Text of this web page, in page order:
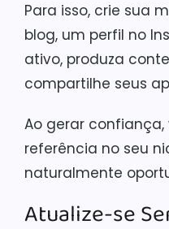
Para isso, crie sua
blog, um perfil no
ativo, produza
compartilhe seus
Ao gerar
referência no seu
naturalmente
Atualize-se